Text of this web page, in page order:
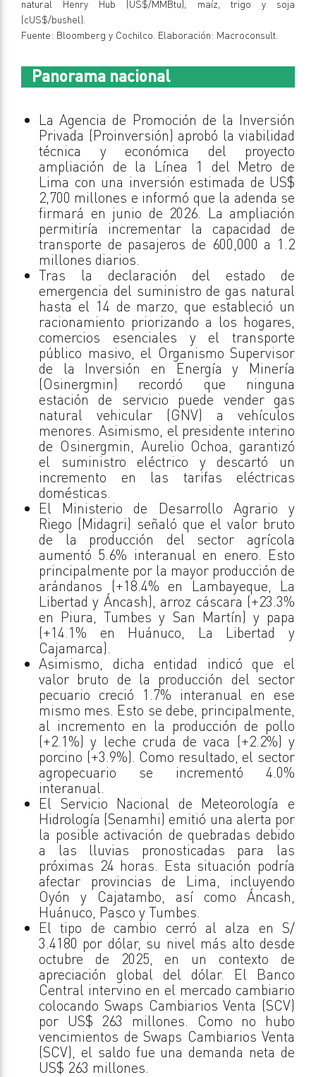
natural Henry Hub (US$/MMBtu), maíz, trigo y soja
(cUS$/bushel).
Fuente: Bloomberg y Cochilco. Elaboración: Macroconsult.
Panorama nacional
La Agencia de Promoción de la Inversión
Privada (Proinversión) aprobó la viabilidad
técnica y económica del proyecto
ampliación de la Línea 1 del Metro de
Lima con una inversión estimada de US$
2,700 millones e informó que la adenda se
firmará en junio de 2026. La ampliación
permitiría incrementar la capacidad de
transporte de pasajeros de 600,000 a 1.2
millones diarios.
Tras la declaración del estado de
emergencia del suministro de gas natural
hasta el 14 de marzo, que estableció un
racionamiento priorizando a los hogares,
comercios esenciales y el transporte
público masivo, el Organismo Supervisor
de la Inversión en Energía y Minería
(Osinergmin) recordó que ninguna
estación de servicio puede vender gas
natural vehicular (GNV) a vehículos
menores. Asimismo, el presidente interino
de Osinergmin, Aurelio Ochoa, garantizó
el suministro eléctrico y descartó un
incremento en las tarifas eléctricas
domésticas.
El Ministerio de Desarrollo Agrario y
Riego (Midagri) señaló que el valor bruto
de la producción del sector agrícola
aumentó 5.6% interanual en enero. Esto
principalmente por la mayor producción de
arándanos (+18.4% en Lambayeque, La
Libertad y Áncash), arroz cáscara (+23.3%
en Piura, Tumbes y San Martín) y papa
(+14.1% en Huánuco, La Libertad y
Cajamarca).
Asimismo, dicha entidad indicó que el
valor bruto de la producción del sector
pecuario creció 1.7% interanual en ese
mismo mes. Esto se debe, principalmente,
al incremento en la producción de pollo
(+2.1%) y leche cruda de vaca (+2.2%) y
porcino (+3.9%). Como resultado, el sector
agropecuario se incrementó 4.0%
interanual.
El Servicio Nacional de Meteorología e
Hidrología (Senamhi) emitió una alerta por
la posible activación de quebradas debido
a las lluvias pronosticadas para las
próximas 24 horas. Esta situación podría
afectar provincias de Lima, incluyendo
Oyón y Cajatambo, así como Áncash,
Huánuco, Pasco y Tumbes.
El tipo de cambio cerró al alza en S/
3.4180 por dólar, su nivel más alto desde
octubre de 2025, en un contexto de
apreciación global del dólar. El Banco
Central intervino en el mercado cambiario
colocando Swaps Cambiarios Venta (SCV)
por US$ 263 millones. Como no hubo
vencimientos de Swaps Cambiarios Venta
(SCV), el saldo fue una demanda neta de
US$ 263 millones.